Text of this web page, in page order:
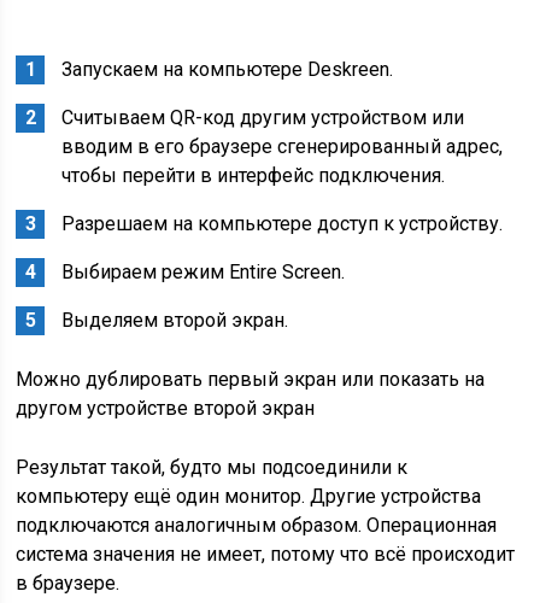
Запускаем на компьютере Deskreen.
Считываем QR-код другим устройством или
вводим в его браузере сгенерированный адрес,
чтобы перейти в интерфейс подключения.
Разрешаем на компьютере доступ к устройству.
Выбираем режим Entire Screen.
Выделяем второй экран.
Можно дублировать первый экран или показать на
другом устройстве второй экран
Результат такой, будто мы подсоединили к
компьютеру ещё один монитор. Другие устройства
подключаются аналогичным образом. Операционная
система значения не имеет, потому что всё происходит
в браузере.